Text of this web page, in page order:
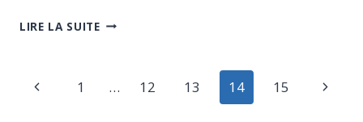
LIRE LA SUITECOMMENT
Navigation
Page
1 … 12 13 14 15
Page